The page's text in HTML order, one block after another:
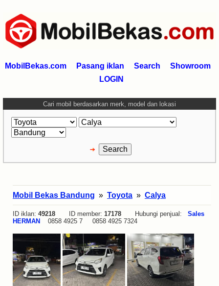
MobilBekas.com Pasang iklan Search
Showroom
LOGIN
Cari mobil berdasarkan merk, model dan lokasi
Mobil Bekas Bandung » Toyota » Calya
ID iklan: 49218 ID member: 17178 Hubungi penjual: Sales
HERMAN
0858 4925 7 0858 4925 7324